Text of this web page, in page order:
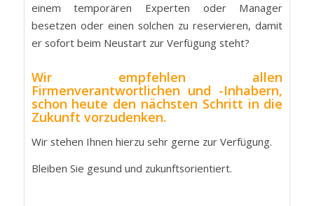
einem temporären Experten oder Manager
besetzen oder einen solchen zu reservieren, damit
er sofort beim Neustart zur Verfügung steht?
Wir empfehlen allen
Firmenverantwortlichen und -Inhabern,
schon heute den nächsten Schritt in die
Zukunft vorzudenken.
Wir stehen Ihnen hierzu sehr gerne zur Verfügung.
Bleiben Sie gesund und zukunftsorientiert.